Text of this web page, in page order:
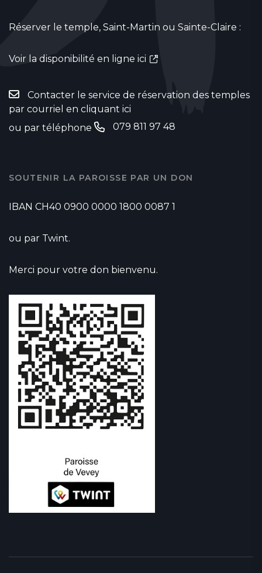
Réserver le temple, Saint-Martin ou Sainte-Claire :
Voir la disponibilité en ligne ici
Contacter le service de réservation des temples
par courriel en cliquant ici
ou par téléphone
079 811 97 48
SOUTENIR LA PAROISSE PAR UN DON
IBAN CH40 0900 0000 1800 0087 1
ou par Twint.
Merci pour votre don bienvenu.